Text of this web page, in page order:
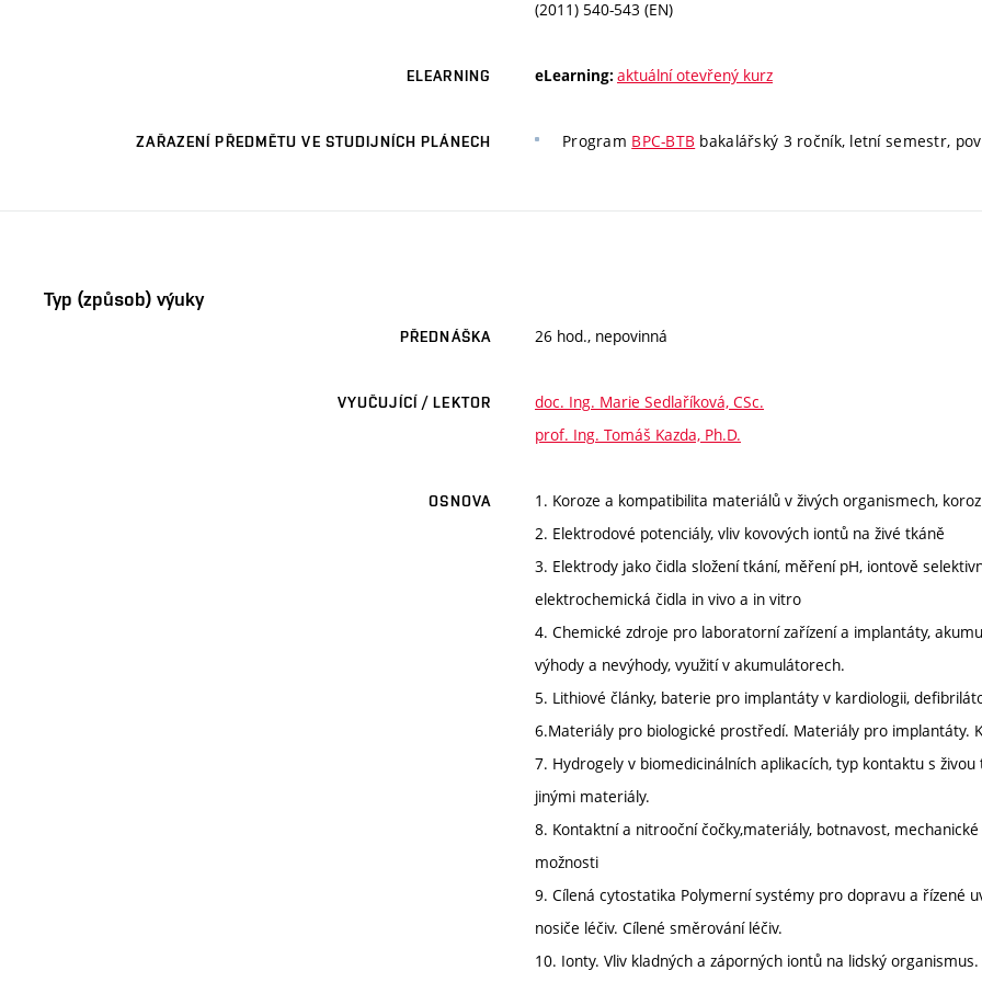
(2011) 540-543 (EN)
ELEARNING eLearning: aktuální otevřený kurz
ZAŘAZENÍ PŘEDMĚTU VE STUDIJNÍCH PLÁNECH Program BPC-BTB bakalářský 3 ročník, letní semestr,
Typ (způsob) výuky
PŘEDNÁŠKA 26 hod., nepovinná
VYUČUJÍCÍ / LEKTOR
doc. Ing. Marie Sedlaříková, CSc.
prof. Ing. Tomáš Kazda, Ph.D.
OSNOVA
1. Koroze a kompatibilita materiálů v živých organismech,
2. Elektrodové potenciály, vliv kovových iontů na živé tkáně
3. Elektrody jako čidla složení tkání, měření pH, iontově
elektrochemická čidla in vivo a in vitro
4. Chemické zdroje pro laboratorní zařízení a implantáty,
výhody a nevýhody, využití v akumulátorech.
5. Lithiové články, baterie pro implantáty v kardiologii,
6.Materiály pro biologické prostředí. Materiály pro implantáty.
7. Hydrogely v biomedicinálních aplikacích, typ kontaktu s
jinými materiály.
8. Kontaktní a nitrooční čočky,materiály, botnavost,
možnosti
9. Cílená cytostatika Polymerní systémy pro dopravu a řízené
nosiče léčiv. Cílené směrování léčiv.
10. Ionty. Vliv kladných a záporných iontů na lidský